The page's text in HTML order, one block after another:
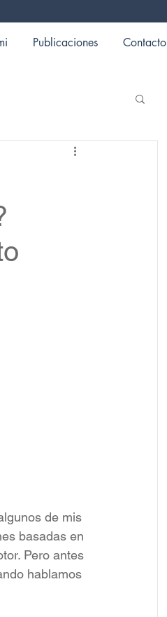
Publicaciones Contacto
de mis
basadas en
Pero antes
hablamos